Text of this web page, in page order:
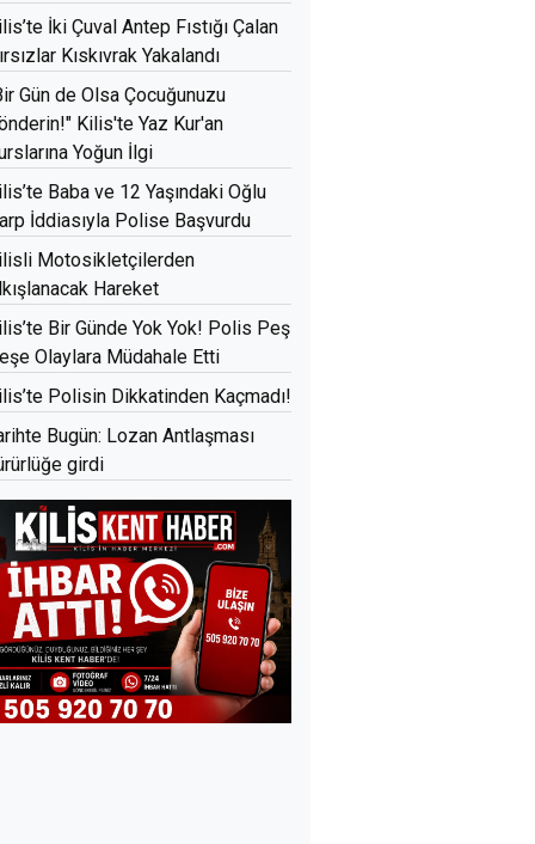
İki Çuval Antep Fıstığı Çalan
Kıskıvrak Yakalandı
Gün de Olsa Çocuğunuzu
Kilis'te Yaz Kur'an
Yoğun İlgi
Baba ve 12 Yaşındaki Oğlu
İddiasıyla Polise Başvurdu
Motosikletçilerden
Hareket
Bir Günde Yok Yok! Polis Peş
Olaylara Müdahale Etti
Polisin Dikkatinden Kaçmadı!
Bugün: Lozan Antlaşması
girdi